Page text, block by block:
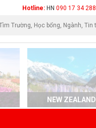
Hotline: HN 090 17 34 288
NEW ZEALAND